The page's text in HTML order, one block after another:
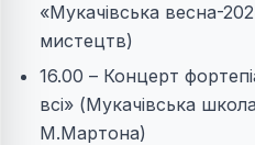
«Мукачівська весна-
мистецтв)
16.00 – Концерт
всі» (Мукачівська
М.Мартона)